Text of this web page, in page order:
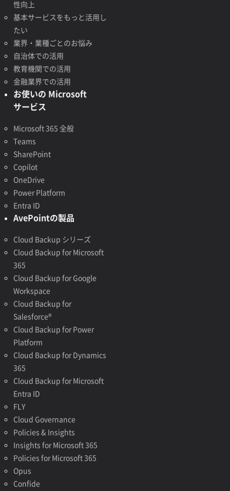
性向上
基本サービスをもっと活用し
たい
業界・業種ごとのお悩み
自治体での活用
教育機関での活用
金融業界での活用
お使いの Microsoft
サービス
Microsoft 365 全般
Teams
SharePoint
Copilot
OneDrive
Power Platform
Entra ID
AvePointの製品
Cloud Backup シリーズ
Cloud Backup for Microsoft
365
Cloud Backup for Google
Workspace
Cloud Backup for
Salesforce®
Cloud Backup for Power
Platform
Cloud Backup for Dynamics
365
Cloud Backup for Microsoft
Entra ID
FLY
Cloud Governance
Policies & Insights
Insights for Microsoft 365
Policies for Microsoft 365
Opus
Confide